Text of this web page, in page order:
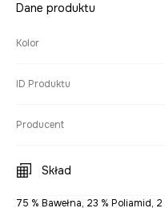
Dane produktu
Kolor
ID Produktu
Producent
Skład
75 % Bawełna, 23 % Poliamid,